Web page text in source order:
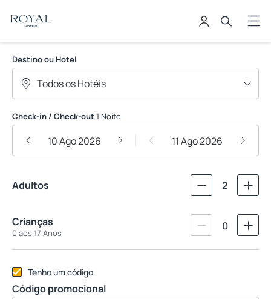
Royal Hoteis
Destino ou Hotel
Check-in / Check-out 1 Noite
10 Ago 2026 11 Ago 2026
Adultos 2
Crianças
0 aos 17 Anos
0
Tenho um código
Código promocional